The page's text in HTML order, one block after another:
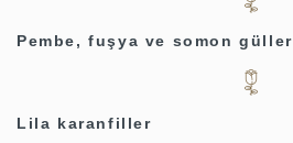
Pembe, fuşya ve somon güller
Lila karanfiller